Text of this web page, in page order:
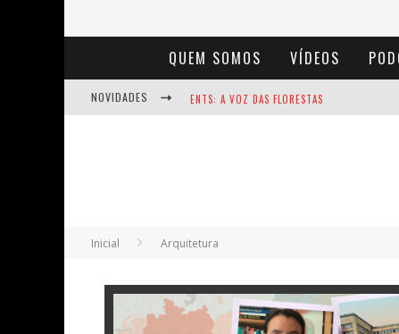
QUEM SOMOS VÍDEOS
NOVIDADES ENTS: A VOZ DAS FLORESTAS
BAÚ DE HISTÓRIAS - A JAMAIS IMAGINADA
Inicial Arquitetura